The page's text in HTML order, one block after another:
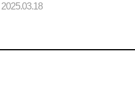
2025.03.18